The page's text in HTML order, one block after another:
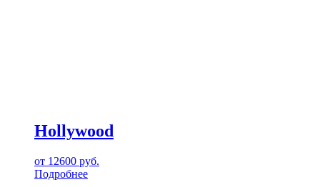
Hollywood
от 12600 руб.
Подробнее